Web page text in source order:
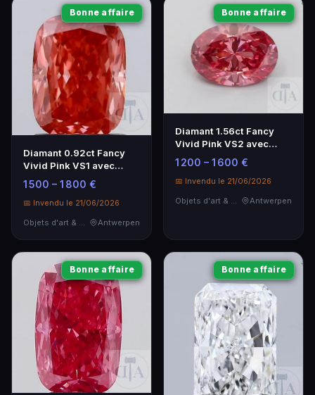
Bonne affaire
Diamant 0.92ct Fancy
Vivid Pink VS1 avec
certificat IGI
1 500 – 1 800 €
📅 Invendu le 21/06/2026
Objets d'art & Curiosités
Antwerpen
Bonne affaire
Diamant 1.56ct Fancy
Vivid Pink VS2 avec
certificat IGI
1 200 – 1 600 €
📅 Invendu le 21/06/2026
Antwerpen
Bonne affaire Bonne affaire